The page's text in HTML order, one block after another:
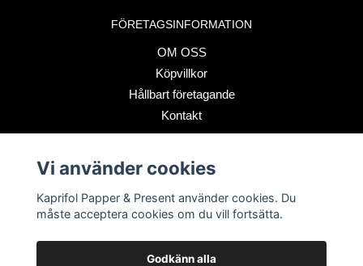
FÖRETAGSINFORMATION
OM OSS
Köpvillkor
Hållbart företagande
Kontakt
BETALSÄTT
Vi använder cookies
Kaprifol Papper & Present använder cookies. Du
måste acceptera cookies om du vill fortsätta.
Godkänn alla